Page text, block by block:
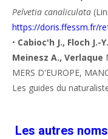
Pelvetia canaliculata
https://doris.ffessm.fr/
• Cabioc'h J., Floch J.-
Meinesz A., Verlaque
MERS D'EUROPE,
Les guides du
Les autres